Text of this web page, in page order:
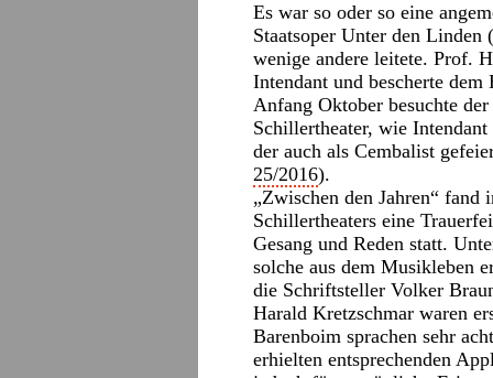
Es war so oder so eine
Staatsoper Unter den Linden
wenige andere leitete. Prof.
Intendant und bescherte
Anfang Oktober besuchte
Schillertheater, wie
der auch als Cembalist
25/2016).
„Zwischen den Jahren“ fand
Schillertheaters eine
Gesang und Reden statt.
solche aus dem Musikleben
die Schriftsteller Volker
Harald Kretzschmar waren
Barenboim sprachen sehr
erhielten entsprechenden